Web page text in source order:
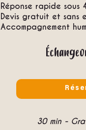
Réponse rapide sous
Devis gratuit et sans
Accompagnement
30 min -